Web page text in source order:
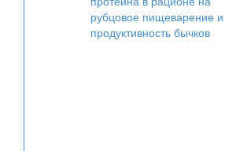
рубцовое пищеварение и
продуктивность бычков